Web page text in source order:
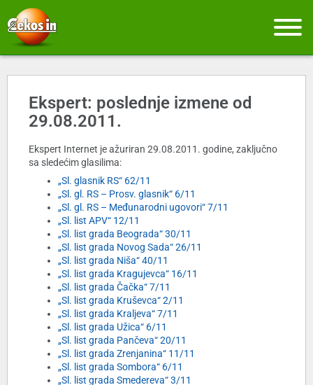
Ekspert: poslednje izmene od
29.08.2011.
Ekspert Internet je ažuriran 29.08.2011. godine, zaključno
sa sledećim glasilima:
„Sl. glasnik RS“ 62/11
„Sl. gl. RS – Prosv. glasnik“ 6/11
„Sl. gl. RS – Međunarodni ugovori“ 7/11
„Sl. list APV“ 12/11
„Sl. list grada Beograda“ 30/11
„Sl. list grada Novog Sada“ 26/11
„Sl. list grada Niša“ 40/11
„Sl. list grada Kragujevca“ 16/11
„Sl. list grada Čačka“ 7/11
„Sl. list grada Kruševca“ 2/11
„Sl. list grada Kraljeva“ 7/11
„Sl. list grada Užica“ 6/11
„Sl. list grada Pančeva“ 20/11
„Sl. list grada Zrenjanina“ 11/11
„Sl. list grada Sombora“ 6/11
„Sl. list grada Smedereva“ 3/11